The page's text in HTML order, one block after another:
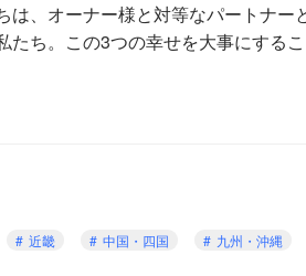
、オーナー様と対等なパートナー
ち。この3つの幸せを大事にするこ
近畿 中国・四国 九州・沖縄